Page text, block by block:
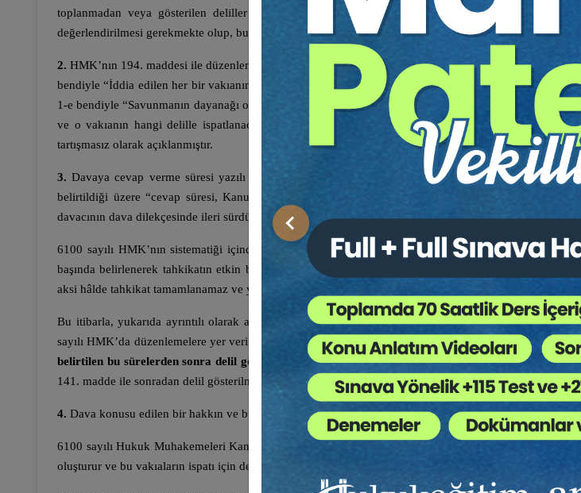
Önceki
toplanmadan veya gösterilen deliller hiç değerlendirilmeden karar verilmiş olması maddesinin
değerlendirilmesi gerekmekte olup, bu maddedeki hiçbiri ifadesinin hükmün esasına etki edecek esaslı
2. HMK’nın 194. maddesi ile düzenleme altına alınan “somutlaştırma yükü ve delilerin gösterilmesi”
bendiyle “İddia edilen her bir vakıanın hangi delillerle ispat edileceği” hususunun düzenleme altına
1-e bendiyle “Savunmanın dayanağı olarak ileri sürülen her bir vakıanın hangi delillerle ispat
ve o vakıanın hangi delille ispatlanacağı” hususları birbiri ile bir bütün olarak ele alınmış olup,
tartışmasız olarak açıklanmıştır.
3.Davaya cevap verme süresi yazılı yargılama usulünde iki haftadır ve bu süre dava
belirtildiği üzere “cevap süresi, Kanun tarafından düzenlenmiş kesin bir süre hâline getirilmiştir,
davacının dava dilekçesinde ileri sürdüğü vakıaların tamamını inkâr etmiş sayılacaktır (HMK. m.128).
6100 sayılı HMK’nın sistematiği içinde; tahkikat aşamasına geçilmezden evvel tarafların
başında belirlenerek tahkikatın etkin bir şekilde yapılmasının hedeflendiği anlaşılmaktadır. Zira
aksi hâlde tahkikat tamamlanamaz ve yargılama uzar.
Bu itibarla, yukarıda ayrıntılı olarak açıklanan hususların özetlenmesi gerekirse; AİHS’nin 6.
sayılı HMK’da düzenlemelere yer verilmiş olup, bu bağlamda delil gösterilmesi dilekçelerin teatisi
belirtilen bu sürelerden sonra delil gösterebilmeleri ancak iki yasa maddesinde belirtilen hâllerle
141. madde ile sonradan delil gösterilmesinin hüküm altına alındığı 145. maddedeki durumlardır.
4. Dava konusu edilen bir hakkın ve buna karşı yapılan savunmanın dayandığı vakıaların (olguların)
6100 sayılı Hukuk Muhakemeleri Kanunu’nun (HMK) 187/1. maddesi: “İspatın konusunu tarafların
oluşturur ve bu vakıaların ispatı için delil gösterilir.” şeklinde düzenlenmiştir.